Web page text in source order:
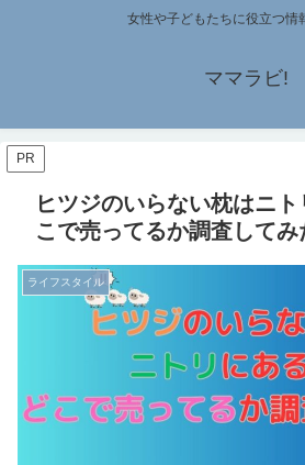
女性や子どもたちに役立つ情
ママラビ!
PR
ヒツジのいらない枕はニ
こで売ってるか調査してみ
ライフスタイル